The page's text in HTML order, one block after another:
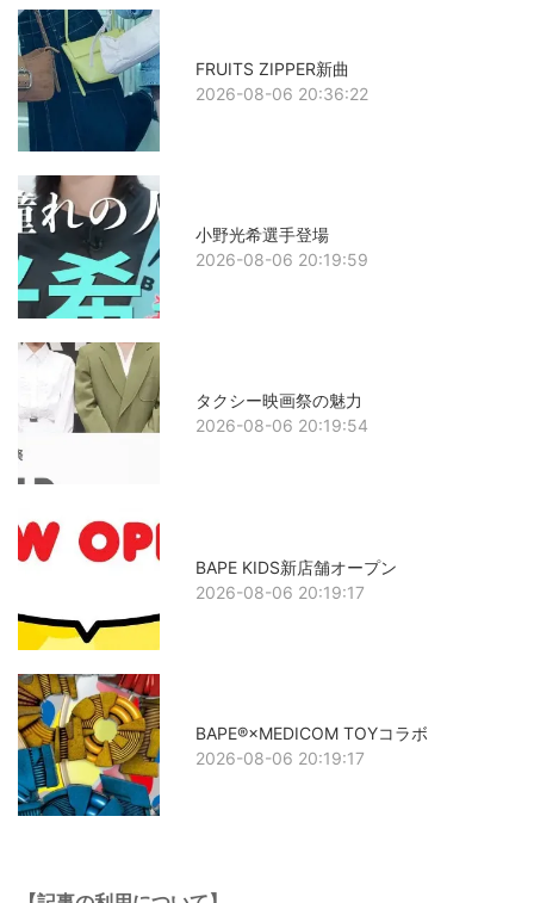
FRUITS ZIPPER新曲
2026-08-06 20:36:22
小野光希選手登場
2026-08-06 20:19:59
タクシー映画祭の魅力
2026-08-06 20:19:54
BAPE KIDS新店舗オープン
2026-08-06 20:19:17
BAPE®×MEDICOM TOYコラボ
2026-08-06 20:19:17